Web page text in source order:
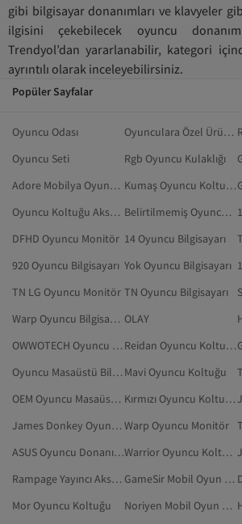
gibi bilgisayar donanımları ve klavyeler
ilgisini çekebilecek oyuncu
Trendyol’dan yararlanabilir, kategori
ayrıntılı olarak inceleyebilirsiniz.
Popüler Sayfalar
Oyuncu Odası Oyunculara Özel Ürünler
Oyuncu Seti
Rgb Oyuncu Kulaklığı
Adore Mobilya Oyuncu Koltuğu
Kumaş Oyuncu Koltuğu
Oyuncu Koltuğu Aksesuarları
Belirtilmemiş Oyuncu Bilgisayarı
DFHD Oyuncu Monitör 14 Oyuncu Bilgisayarı
920 Oyuncu Bilgisayarı Yok Oyuncu Bilgisayarı
TN LG Oyuncu Monitör TN Oyuncu Bilgisayarı
Warp Oyuncu Bilgisayarı OLAY
OWWOTECH Oyuncu Kulaklıkları
Reidan Oyuncu Koltuğu
Oyuncu Masaüstü Bilgisayarı Mavi Oyuncu Koltuğu
OEM Oyuncu Masaüstü Bilgisayarı
Kırmızı Oyuncu Koltuğu
James Donkey Oyuncu Kulaklıkları Warp Oyuncu Monitör
ASUS Oyuncu Donanımları
Warrior Oyuncu Koltuğu
Rampage Yayıncı Aksesuarı
GameSir Mobil Oyun Aksesuarı
Mor Oyuncu Koltuğu
Noriyen Mobil Oyun Aksesuarı